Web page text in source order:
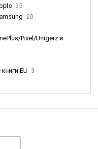
35
20
Pixel/Unigerz и
EU
3